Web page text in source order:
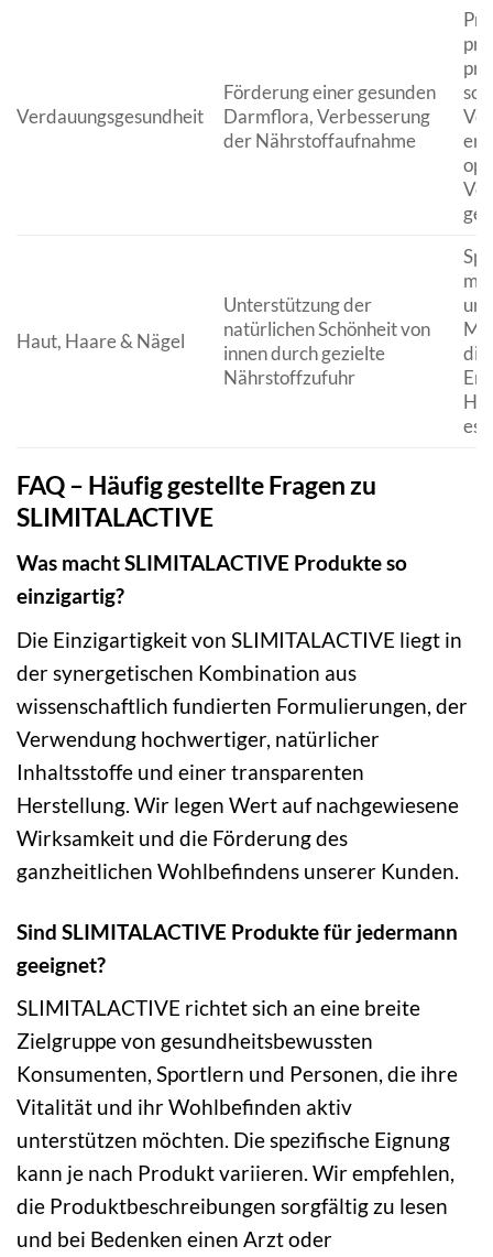
Verdauungsgesundheit
Förderung einer gesunden
Darmflora, Verbesserung
der Nährstoffaufnahme
Haut, Haare & Nägel
Unterstützung der
natürlichen Schönheit von
innen durch gezielte
Nährstoffzufuhr
mit
die
FAQ – Häufig gestellte Fragen zu
SLIMITALACTIVE
Was macht SLIMITALACTIVE Produkte so
einzigartig?
Die Einzigartigkeit von SLIMITALACTIVE liegt in
der synergetischen Kombination aus
wissenschaftlich fundierten Formulierungen, der
Verwendung hochwertiger, natürlicher
Inhaltsstoffe und einer transparenten
Herstellung. Wir legen Wert auf nachgewiesene
Wirksamkeit und die Förderung des
ganzheitlichen Wohlbefindens unserer Kunden.
Sind SLIMITALACTIVE Produkte für jedermann
geeignet?
SLIMITALACTIVE richtet sich an eine breite
Zielgruppe von gesundheitsbewussten
Konsumenten, Sportlern und Personen, die ihre
Vitalität und ihr Wohlbefinden aktiv
unterstützen möchten. Die spezifische Eignung
kann je nach Produkt variieren. Wir empfehlen,
die Produktbeschreibungen sorgfältig zu lesen
und bei Bedenken einen Arzt oder